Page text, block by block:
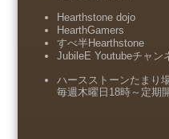
Hearthstone dojo
HearthGamers
すべ半Hearthstone
JubileE Youtubeチャン
ハースストーンたまり
毎週木曜日18時～定期